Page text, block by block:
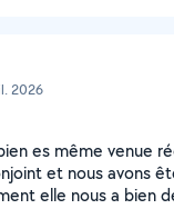
2026
es même venue
et nous avons
elle nous a bien